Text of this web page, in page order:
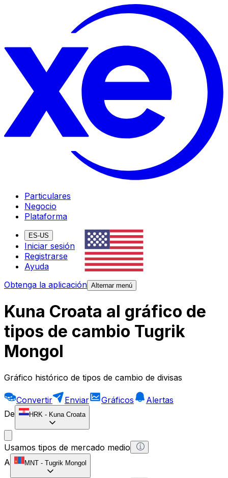
Particulares
Negocio
Plataforma
ES-US
Iniciar sesión
Registrarse
Ayuda
Obtenga la aplicación Alternar menú
Kuna Croata al gráfico de
tipos de cambio Tugrik
Mongol
Gráfico histórico de tipos de cambio de divisas
Convertir Enviar Gráficos
Alertas
De
HRK - Kuna Croata
Usamos tipos de mercado medio
A
MNT - Tugrik Mongol